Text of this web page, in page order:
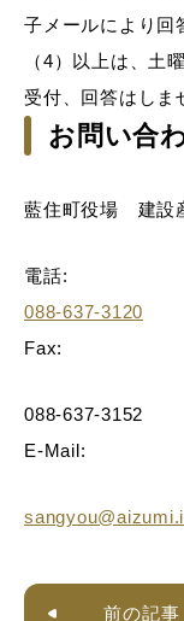
子メールにより回
（4）以上は、土
受付、回答はしま
お問い合
藍住町役場 建設
電話:
088-637-3120
Fax:
088-637-3152
E-Mail:
前の記事